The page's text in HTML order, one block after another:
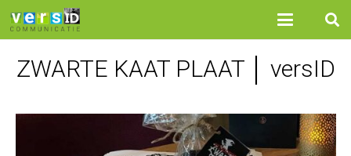
ZWARTE KAAT PLAAT │ versID